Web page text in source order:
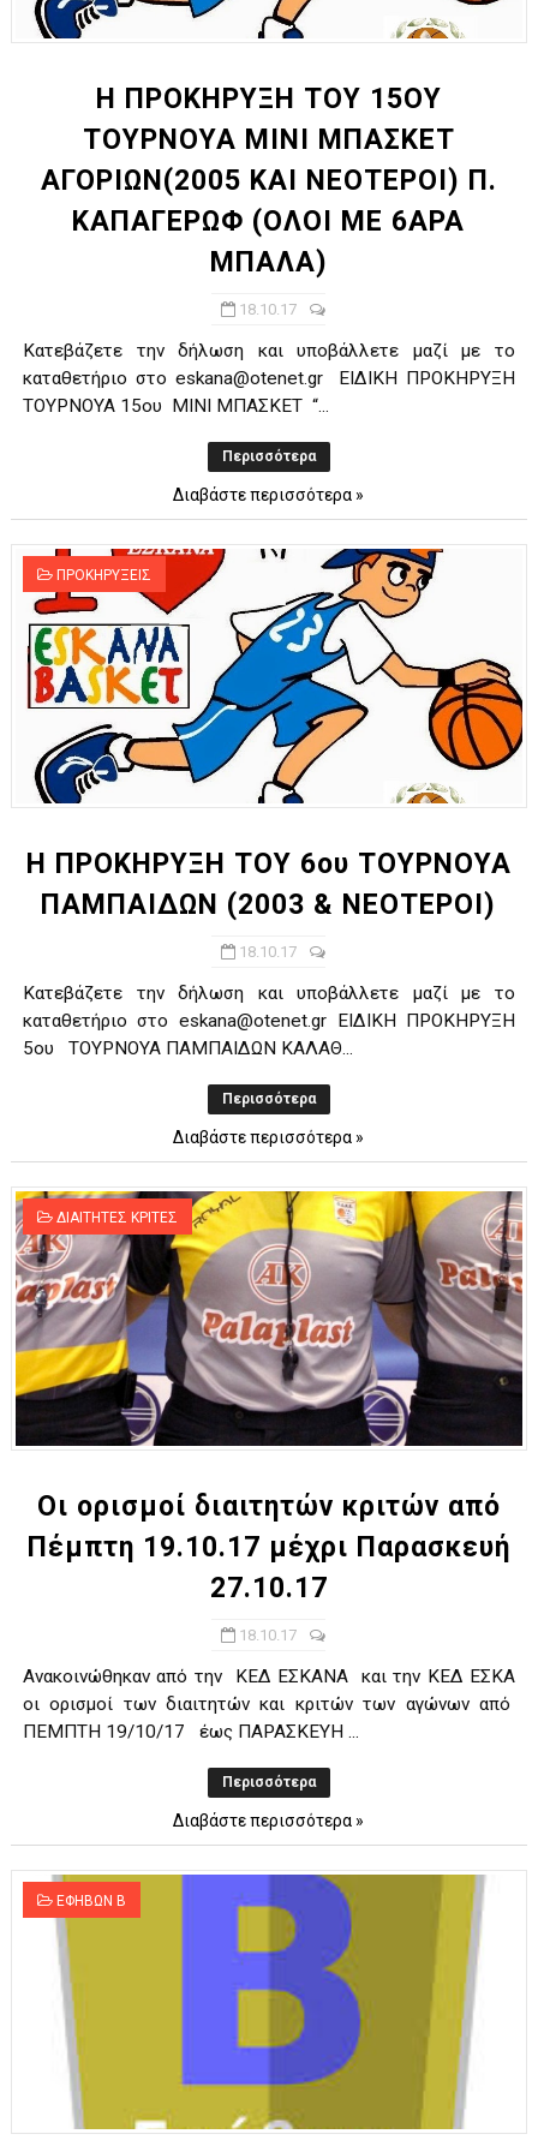
ΧΡΟΝΙΑ ΠΟΛΛΑ ΣΤΟ ΕΛΛΗΝΙΚΟ ΜΠΑΣΚΕΤ : 39Η ΕΠΕΤΕΙΟΣ ΑΠΟ
Ο δρόμος για τον 29ο τελικό κυπέλλου ανδρών ΕΣΚΑΝΑ
U21: Τεράστια πρόκριση για τον Πανελευσινιακό στον
Γ΄ανδρών play offs : "Σκληρό" καρύδι η Φιλία Περάματος
Play off B εφήβων Β φάση Στο f4 ΑΕ Ρέντη, Πέρα , Ερμής
Η ΠΡΟΚΗΡΥΞΗ ΤΟΥ 15ΟΥ
ΤΟΥΡΝΟΥΑ ΜΙΝΙ ΜΠΑΣΚΕΤ
ΑΓΟΡΙΩΝ(2005 ΚΑΙ ΝΕΟΤΕΡΟΙ) Π.
ΚΑΠΑΓΕΡΩΦ (ΟΛΟΙ ΜΕ 6ΑΡΑ
ΜΠΑΛΑ)
18.10.17
Kατεβάζετε την δήλωση και υποβάλλετε μαζί με το
καταθετήριο στο eskana@otenet.gr ΕΙΔΙΚΗ ΠΡΟΚΗΡΥΞΗ
ΤΟΥΡΝΟΥΑ 15ου ΜΙΝΙ ΜΠΑΣΚΕΤ “...
Περισσότερα
Διαβάστε περισσότερα »
ΠΡΟΚΗΡΥΞΕΙΣ
Η ΠΡΟΚΗΡΥΞΗ ΤΟΥ 6ου ΤΟΥΡΝΟΥΑ
ΠΑΜΠΑΙΔΩΝ (2003 & ΝΕΟΤΕΡΟΙ)
18.10.17
Kατεβάζετε την δήλωση και υποβάλλετε μαζί με το
καταθετήριο στο eskana@otenet.gr ΕΙΔΙΚΗ ΠΡΟΚΗΡΥΞΗ
5ου ΤΟΥΡΝΟΥΑ ΠΑΜΠΑΙΔΩΝ ΚΑΛΑΘ...
Περισσότερα
Διαβάστε περισσότερα »
ΔΙΑΙΤΗΤΕΣ ΚΡΙΤΕΣ
Οι ορισμοί διαιτητών κριτών από
Πέμπτη 19.10.17 μέχρι Παρασκευή
27.10.17
18.10.17
Ανακοινώθηκαν από την ΚΕΔ ΕΣΚΑΝΑ και την ΚΕΔ ΕΣΚΑ
οι ορισμοί των διαιτητών και κριτών των αγώνων από
ΠΕΜΠΤΗ 19/10/17 έως ΠΑΡΑΣΚΕΥΗ ...
Περισσότερα
Διαβάστε περισσότερα »
ΕΦΗΒΩΝ Β